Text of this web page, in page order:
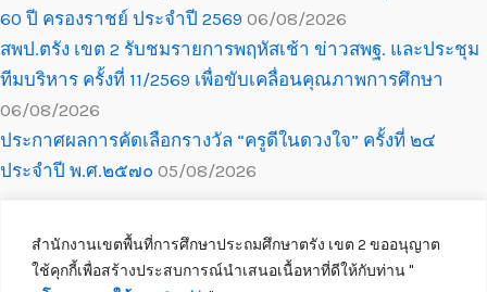
สำนักงานเขตพื้นที่การศึกษาประถมศึกษาตรัง เขต 2 ขออนุญาต
ใช้คุกกี้เพื่อสร้างประสบการณ์นำเสนอเนื้อหาที่ดีให้กับท่าน ''
60 ปี ครองราชย์ ประจำปี 2569 06/08/2026
สพป.ตรัง เขต 2 รับชมรายการพฤหัสเช้า ข่าวสพฐ. และประชุม
ทีมบริหาร ครั้งที่ 11/2569 เพื่อขับเคลื่อนคุณภาพการศึกษา
06/08/2026
ประกาศผลการคัดเลือกรางวัล “ครูดีในดวงใจ” ครั้งที่ ๒๔
ประจำปี พ.ศ.๒๕๗๐ 05/08/2026